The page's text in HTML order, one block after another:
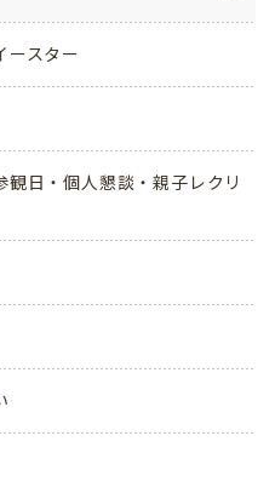
ースター
日・個人懇談・親子レクリ